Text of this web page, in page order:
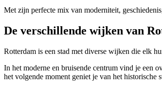
Met zijn perfecte mix van moderniteit,
De verschillende wijken van
Rotterdam is een stad met diverse wijken die elk
In het moderne en bruisende centrum vind je een
het volgende moment geniet je van het historische